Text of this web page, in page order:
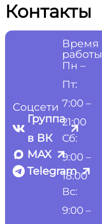
Контакты
Соцсети
Группа
в ВК
MAX
Telegram
Время
работы
Пн –
Пт:
7:00 –
21:00
Сб:
9:00 –
18:00
Вс:
9:00 –